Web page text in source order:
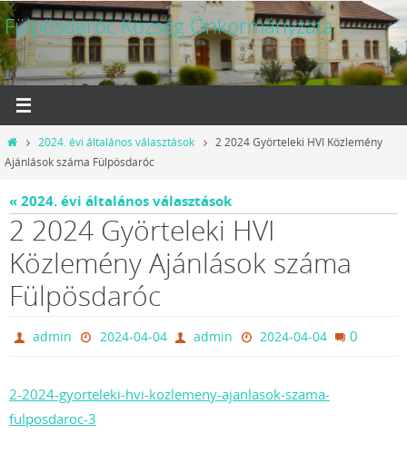
Megszakítás
Fülpösdaróc Község Önkormányzata
Otthon2024. évi általános választások
2 2024 Györteleki HVI Közlemény
Ajánlások száma Fülpösdaróc
« 2024. évi általános választások
2 2024 Györteleki HVI
Közlemény Ajánlások száma
Fülpösdaróc
admin 2024-04-04 admin 2024-04-04 0
2-2024-gyorteleki-hvi-kozlemeny-ajanlasok-szama-
fulposdaroc-3